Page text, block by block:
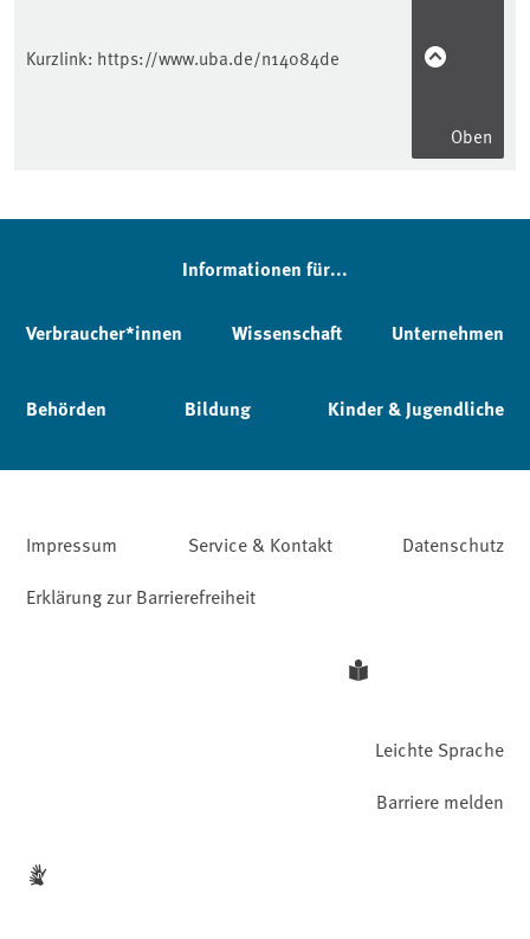
Kurzlink: https://www.uba.de/n14084de
Oben
Informationen für...
Verbraucher*innen Wissenschaft Unternehmen
Behörden Bildung Kinder & Jugendliche
Impressum Service & Kontakt
Datenschutz
Erklärung zur Barrierefreiheit
Leichte Sprache
Barriere melden